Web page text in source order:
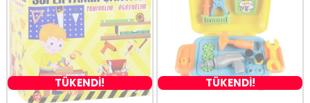
TÜKENDİ! TÜKENDİ!